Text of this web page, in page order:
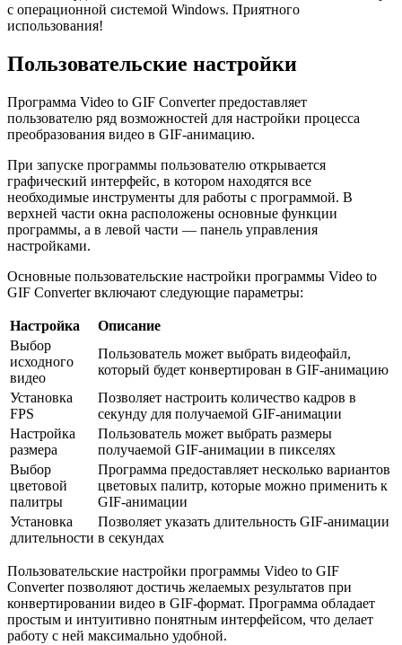
с операционной системой Windows. Приятного
использования!
Пользовательские настройки
Программа Video to GIF Converter предоставляет
пользователю ряд возможностей для настройки процесса
преобразования видео в GIF-анимацию.
При запуске программы пользователю открывается
графический интерфейс, в котором находятся все
необходимые инструменты для работы с программой. В
верхней части окна расположены основные функции
программы, а в левой части — панель управления
настройками.
Основные пользовательские настройки программы Video to
GIF Converter включают следующие параметры:
Настройка
Описание
Выбор
исходного
видео
Пользователь может выбрать видеофайл,
который будет конвертирован в GIF-анимацию
Установка
FPS
Позволяет настроить количество кадров в
секунду для получаемой GIF-анимации
Настройка
размера
Пользователь может выбрать размеры
получаемой GIF-анимации в пикселях
Выбор
цветовой
палитры
Программа предоставляет несколько вариантов
цветовых палитр, которые можно применить к
GIF-анимации
Установка
длительности
Позволяет указать длительность GIF-анимации
в секундах
Пользовательские настройки программы Video to GIF
Converter позволяют достичь желаемых результатов при
конвертировании видео в GIF-формат. Программа обладает
простым и интуитивно понятным интерфейсом, что делает
работу с ней максимально удобной.